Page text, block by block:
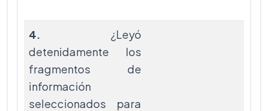
4. ¿Leyó
detenidamente los
fragmentos de
información
seleccionados para